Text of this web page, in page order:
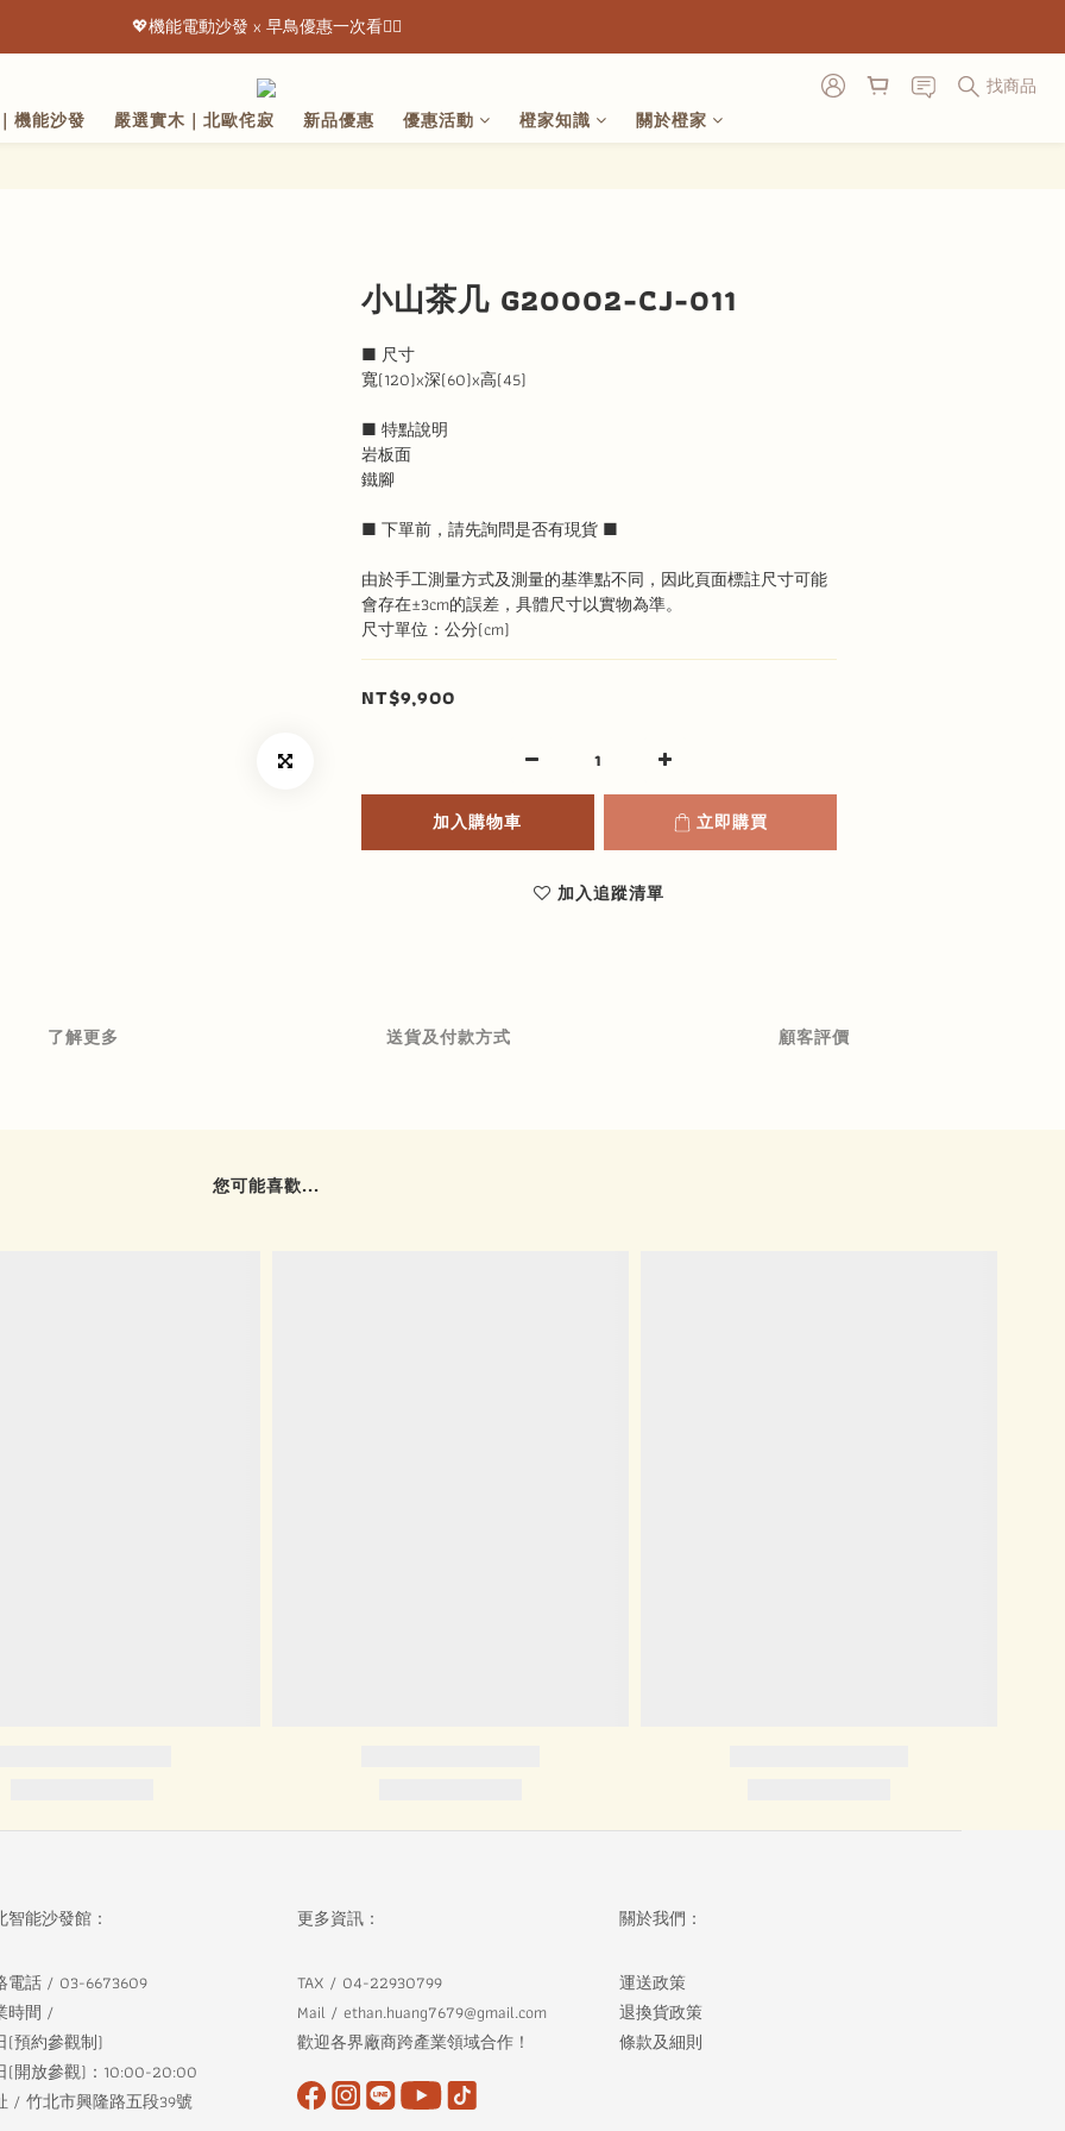
💖機能電動沙發 x 早鳥優惠一次看👇🏻
💖機能電動沙發 x 早鳥優惠一次看👇🏻
出清特惠最低下殺3折起 ✨
💖機能電動沙發 x 早鳥優惠一次看👇🏻
找商品
機能沙發
嚴選實木｜北歐侘寂 新品優惠 優惠活動 橙家知識 關於橙家
小山茶几 G20002-CJ-011
■ 尺寸
寬(120)x深(60)x高(45)
■ 特點說明
岩板面
■ 下單前，請先詢問是否有現貨 ■
由於手工測量方式及測量的基準點不同，因此頁面標註尺寸可能
會存在±3cm的誤差，具體尺寸以實物為準。
尺寸單位：公分(cm)
NT$9,900
加入購物車 立即購買
加入追蹤清單
了解更多 送貨及付款方式 顧客評價
您可能喜歡...
智能沙發館：
電話 / 03-6673609
時間 /
(預約參觀制)
(開放參觀)：10:00-20:00
/ 竹北市興隆路五段39號
更多資訊：
TAX / 04-22930799
Mail / ethan.huang7679@gmail.com
歡迎各界廠商跨產業領域合作！
關於我們：
運送政策
退換貨政策
條款及細則